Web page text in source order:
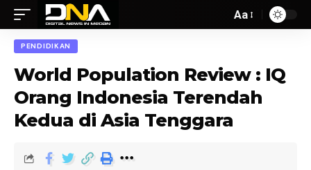
Aa
PENDIDIKAN
World Population Review : IQ
Orang Indonesia Terendah
Kedua di Asia Tenggara